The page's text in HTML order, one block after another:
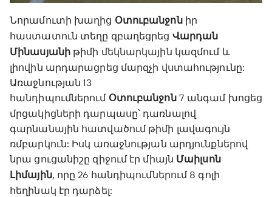
Նորամուտի խաղից Օտուբանջոնիր
հաստատուն տեղը զբաղեցրեց Վարդան
Մինասյանիթիմի մեկնարկային կազմում և
լիովին արդարացրեց մարզչի վստահությունը:
Առաջնության 13
հանդիպումներում Օտուբանջոն7 անգամ խոցեց
մրցակիցների դարպասը՝ դառնալով
գարնանային հատվածում թիմի լավագույն
ռմբարկուն: Իսկ առաջնության արդյունքներով
նրա ցուցանիշը զիջում էր միայն Մաիլսոն
Լիմային, որը 26 հանդիպումներում 8 գոլի
հեղինակ էր դարձել: